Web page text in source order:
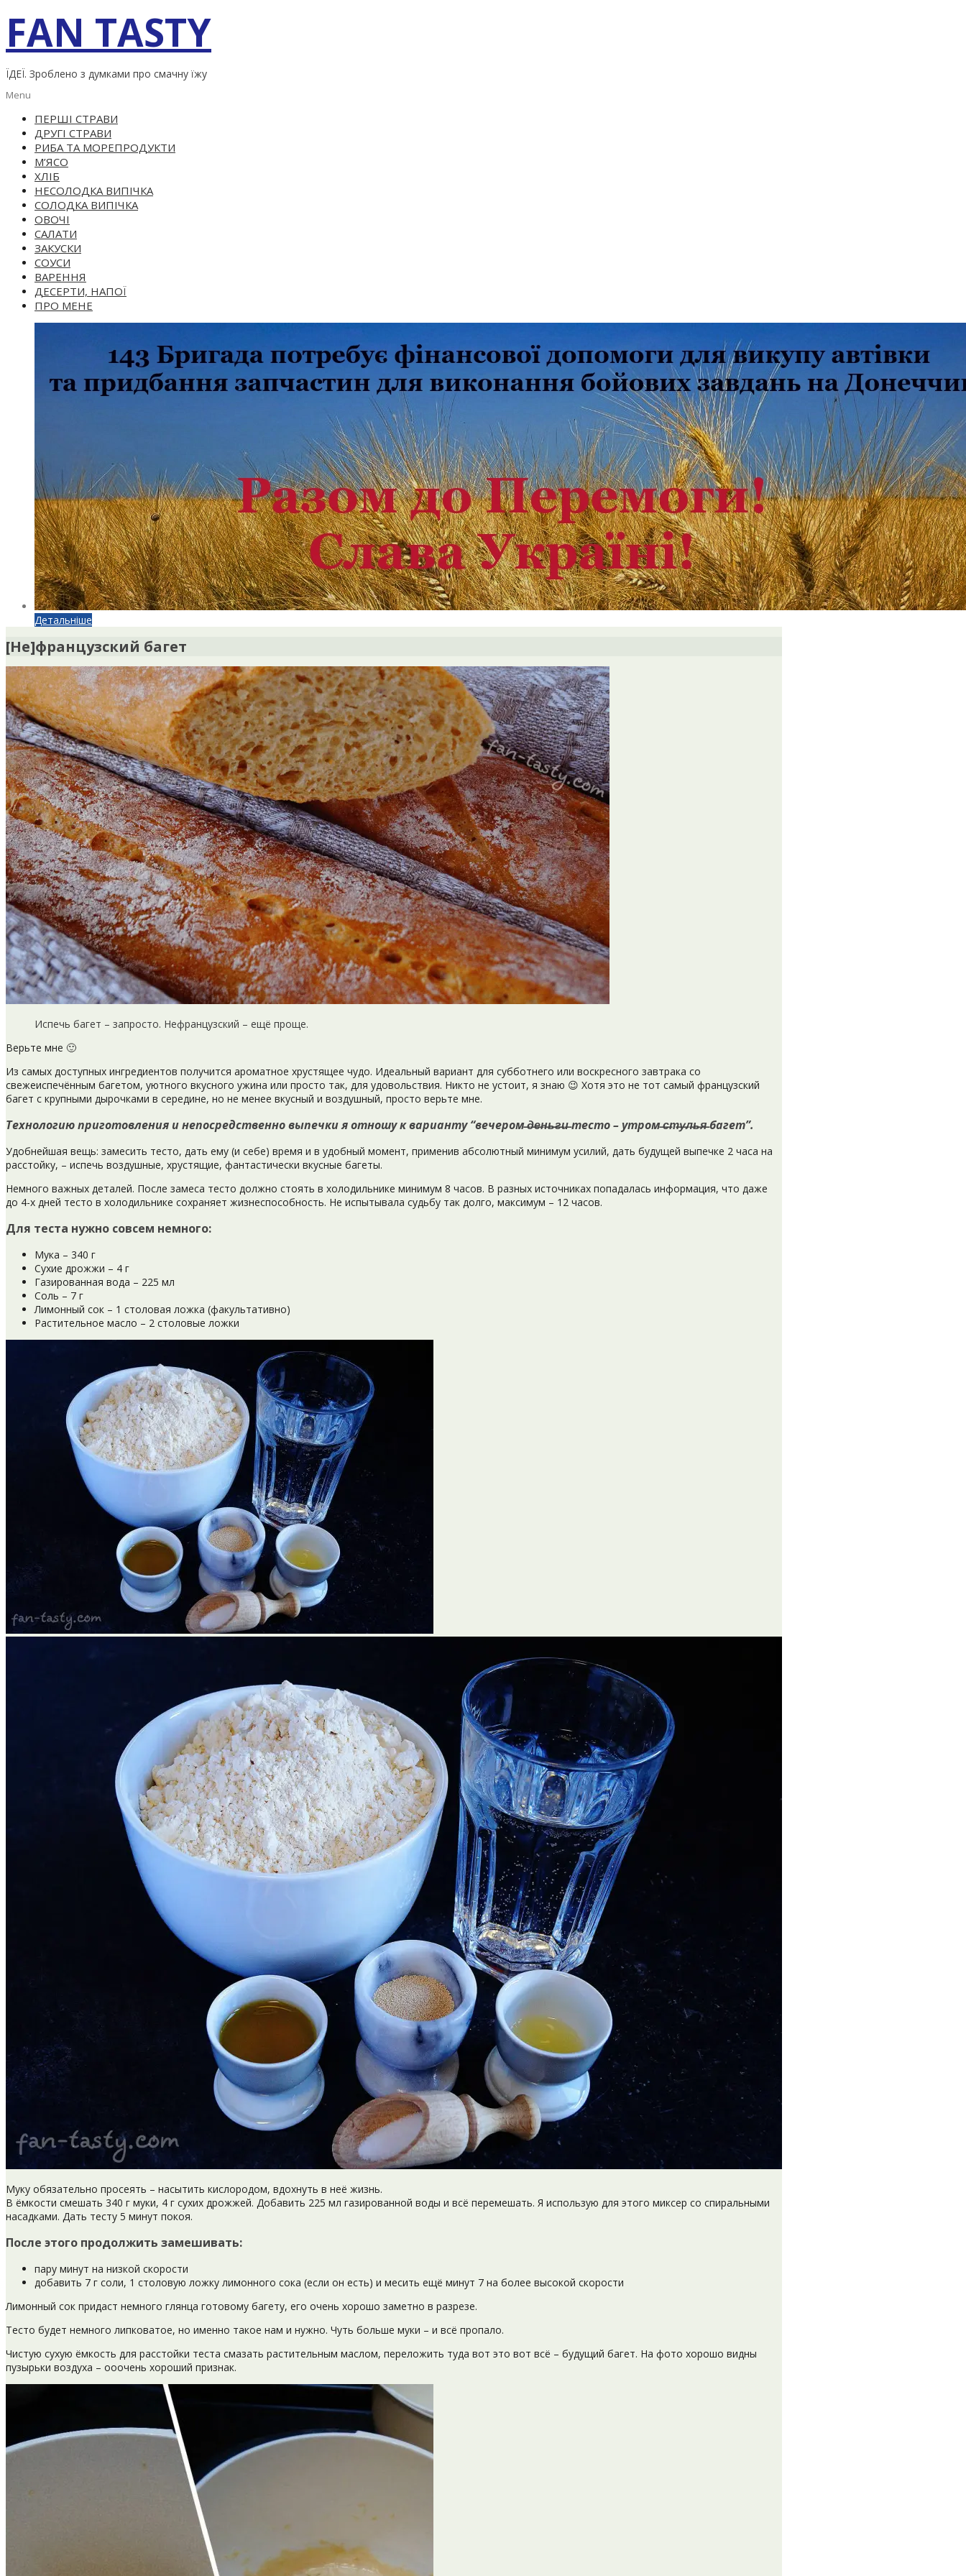
content
FAN TASTY
ЇДЕЇ. Зроблено з думками про смачну їжу
Primary
Menu
Menu
ПЕРШІ СТРАВИ
ДРУГІ СТРАВИ
РИБА ТА МОРЕПРОДУКТИ
М’ЯСО
ХЛІБ
НЕСОЛОДКА ВИПІЧКА
СОЛОДКА ВИПІЧКА
ОВОЧІ
САЛАТИ
ЗАКУСКИ
СОУСИ
ВАРЕННЯ
ДЕСЕРТИ, НАПОЇ
ПРО МЕНЕ
Детальніше
[Не]французский багет
[Не]французский
багет
Испечь багет – запросто. Нефранцузский – ещё проще.
Верьте мне 🙂
Из самых доступных ингредиентов получится ароматное хрустящее чудо. Идеальный вариант для субботнего или воскресного завтрака со
свежеиспечённым багетом, уютного вкусного ужина или просто так, для удовольствия. Никто не устоит, я знаю 😉 Хотя это не тот самый французский
багет с крупными дырочками в середине, но не менее вкусный и воздушный, просто верьте мне.
Технологию приготовления и непосредственно выпечки я отношу к варианту “вечером ̶д̶е̶н̶ь̶г̶и̶ тесто – утром ̶с̶т̶у̶л̶ь̶я̶ багет”.
Удобнейшая вещь: замесить тесто, дать ему (и себе) время и в удобный момент, применив абсолютный минимум усилий, дать будущей выпечке 2 часа на
расстойку, – испечь воздушные, хрустящие, фантастически вкусные багеты.
Немного важных деталей. После замеса тесто должно стоять в холодильнике минимум 8 часов. В разных источниках попадалась информация, что даже
до 4-х дней тесто в холодильнике сохраняет жизнеспособность. Не испытывала судьбу так долго, максимум – 12 часов.
Для теста нужно совсем немного:
Мука – 340 г
Сухие дрожжи – 4 г
Газированная вода – 225 мл
Соль – 7 г
Лимонный сок – 1 столовая ложка (факультативно)
Растительное масло – 2 столовые ложки
Муку обязательно просеять – насытить кислородом, вдохнуть в неё жизнь.
В ёмкости смешать 340 г муки, 4 г сухих дрожжей. Добавить 225 мл газированной воды и всё перемешать. Я использую для этого миксер со спиральными
насадками. Дать тесту 5 минут покоя.
После этого продолжить замешивать:
пару минут на низкой скорости
добавить 7 г соли, 1 столовую ложку лимонного сока (если он есть) и месить ещё минут 7 на более высокой скорости
Лимонный сок придаст немного глянца готовому багету, его очень хорошо заметно в разрезе.
Тесто будет немного липковатое, но именно такое нам и нужно. Чуть больше муки – и всё пропало.
Чистую сухую ёмкость для расстойки теста смазать растительным маслом, переложить туда вот это вот всё – будущий багет. На фото хорошо видны
пузырьки воздуха – ооочень хороший признак.